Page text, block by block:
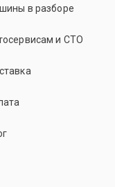
в разборе
и СТО